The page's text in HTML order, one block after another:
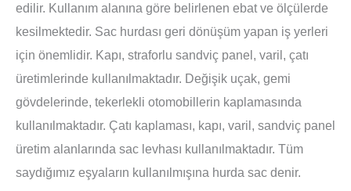
edilir. Kullanım alanına göre belirlenen ebat ve ölçülerde
kesilmektedir. Sac hurdası geri dönüşüm yapan iş yerleri
için önemlidir. Kapı, straforlu sandviç panel, varil, çatı
üretimlerinde kullanılmaktadır. Değişik uçak, gemi
gövdelerinde, tekerlekli otomobillerin kaplamasında
kullanılmaktadır. Çatı kaplaması, kapı, varil, sandviç panel
üretim alanlarında sac levhası kullanılmaktadır. Tüm
saydığımız eşyaların kullanılmışına hurda sac denir.